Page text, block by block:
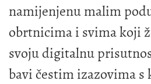
namijenjenu malim
obrtnicima i svima koji
svoju digitalnu
bavi čestim izazovima s